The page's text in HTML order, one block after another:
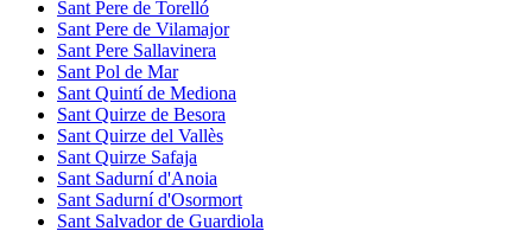
Sant Pere de Torelló
Sant Pere de Vilamajor
Sant Pere Sallavinera
Sant Pol de Mar
Sant Quintí de Mediona
Sant Quirze de Besora
Sant Quirze del Vallès
Sant Quirze Safaja
Sant Sadurní d'Anoia
Sant Sadurní d'Osormort
Sant Salvador de Guardiola